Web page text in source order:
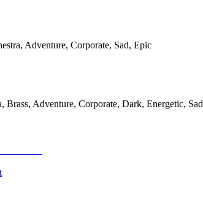
Adventure, Corporate, Sad, Epic
Brass, Adventure, Corporate, Dark, Energetic, Sad